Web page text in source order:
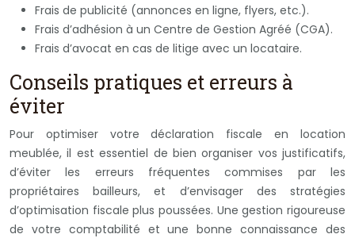
Frais de publicité (annonces en ligne, flyers, etc.).
Frais d’adhésion à un Centre de Gestion Agréé (CGA).
Frais d’avocat en cas de litige avec un locataire.
Conseils pratiques et erreurs à
éviter
Pour optimiser votre déclaration fiscale en location
meublée, il est essentiel de bien organiser vos justificatifs,
d’éviter les erreurs fréquentes commises par les
propriétaires bailleurs, et d’envisager des stratégies
d’optimisation fiscale plus poussées. Une gestion rigoureuse
de votre comptabilité et une bonne connaissance des